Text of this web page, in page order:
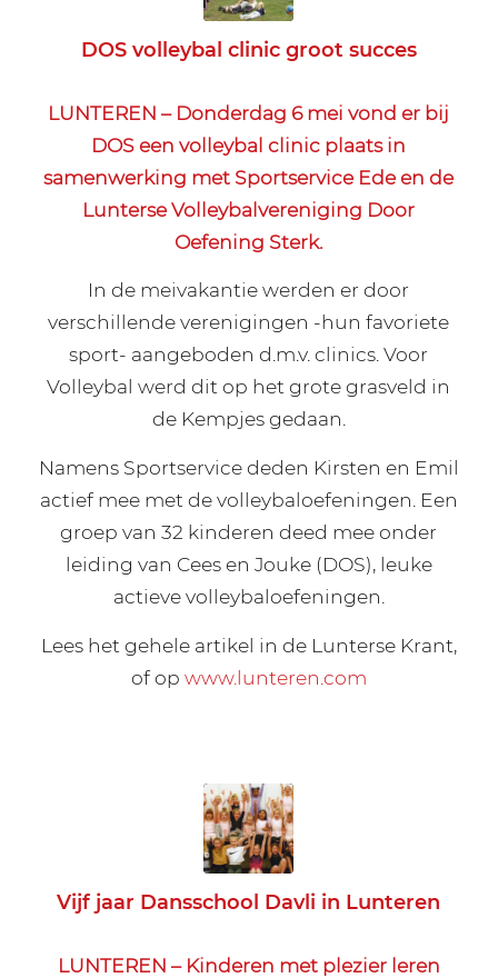
DOS volleybal clinic groot succes
LUNTEREN – Donderdag 6 mei vond er bij
DOS een volleybal clinic plaats in
samenwerking met Sportservice Ede en de
Lunterse Volleybalvereniging Door
Oefening Sterk.
In de meivakantie werden er door
verschillende verenigingen -hun favoriete
sport- aangeboden d.m.v. clinics. Voor
Volleybal werd dit op het grote grasveld in
de Kempjes gedaan.
Namens Sportservice deden Kirsten en Emil
actief mee met de volleybaloefeningen. Een
groep van 32 kinderen deed mee onder
leiding van Cees en Jouke (DOS), leuke
actieve volleybaloefeningen.
Lees het gehele artikel in de Lunterse Krant,
of op www.lunteren.com
Vijf jaar Dansschool Davli in Lunteren
LUNTEREN – Kinderen met plezier leren